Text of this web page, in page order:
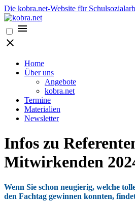
Die kobra.net-Website für
Home
Über uns
Angebote
kobra.net
Termine
Materialien
Newsletter
Infos zu
Mitwirkenden
Wenn Sie schon neugierig, welche
den Fachtag gewinnen konnten,